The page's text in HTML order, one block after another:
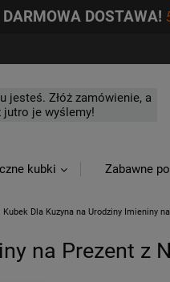
DARMOWA DOSTAWA!
jesteś. Złóż zamówienie, a
jutro je wyślemy!
kubki Zabawne
Kubek Dla Kuzyna na Urodziny Imieniny
na Prezent z